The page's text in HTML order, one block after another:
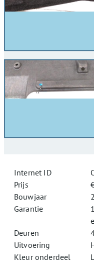
Internet ID
Prijs
Bouwjaar
Garantie
Deuren
Uitvoering
Kleur onderdeel